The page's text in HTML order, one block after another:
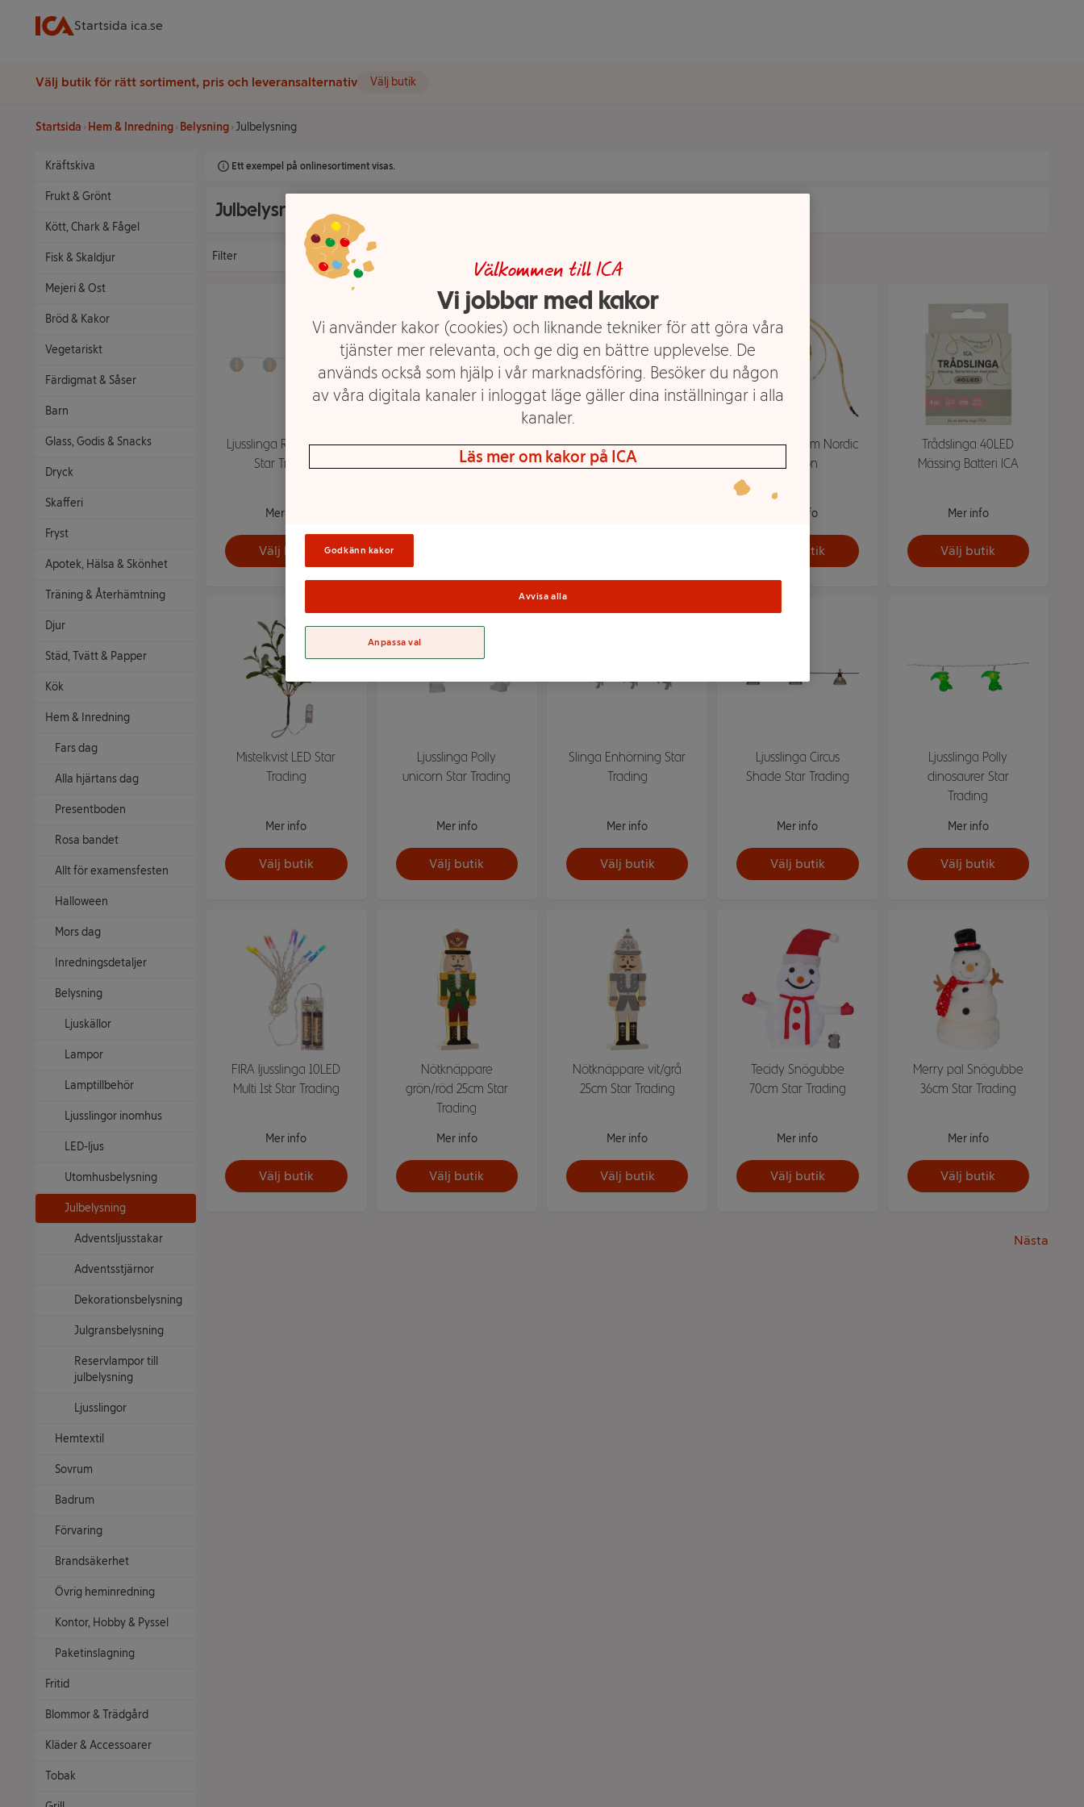
Startsida ica.se
Välj butik för rätt sortiment, pris och leveransalternativ Välj butik
Startsida Hem & Inredning Belysning Julbelysning
Kräftskiva
Frukt & Grönt
Kött, Chark & Fågel
Fisk & Skaldjur
Mejeri & Ost
Bröd & Kakor
Vegetariskt
Färdigmat & Såser
Barn
Glass, Godis & Snacks
Dryck
Skafferi
Fryst
Apotek, Hälsa & Skönhet
Träning & Återhämtning
Djur
Städ, Tvätt & Papper
Kök
Hem & Inredning
Fars dag
Alla hjärtans dag
Presentboden
Rosa bandet
Allt för examensfesten
Halloween
Mors dag
Inredningsdetaljer
Belysning
Ljuskällor
Lampor
Lamptillbehör
Ljusslingor inomhus
LED-ljus
Utomhusbelysning
Julbelysning
Adventsljusstakar
Adventsstjärnor
Dekorationsbelysning
Julgransbelysning
Reservlampor till
julbelysning
Ljusslingor
Hemtextil
Sovrum
Badrum
Förvaring
Brandsäkerhet
Övrig heminredning
Kontor, Hobby & Pyssel
Paketinslagning
Fritid
Blommor & Trädgård
Kläder & Accessoarer
Tobak
Ett exempel på onlinesortiment visas.
Julbelysning
Filter
Ljusslinga Risboll 10Lvit
Star Trading
Mer info
Välj butik
Ljusslinga Clippy
Klädnypor Star
FIRA ljusslinga 10LED
Vit 1st Star Trading
Vit ljusslinga 3m Nordic
Season
Mer info
Välj butik
Trådslinga 40LED
Mässing Batteri ICA
Mer info
Välj butik
Mistelkvist LED Star
Trading
Mer info
Välj butik
Ljusslinga Polly
unicorn Star Trading
Mer info
Välj butik
Slinga Enhörning Star
Trading
Mer info
Välj butik
Ljusslinga Circus
Shade Star Trading
Mer info
Välj butik
Ljusslinga Polly
dinosaurer Star
Trading
Mer info
Välj butik
FIRA ljusslinga 10LED
Multi 1st Star Trading
Mer info
Välj butik
Nötknäppare
grön/röd 25cm Star
Trading
Mer info
Välj butik
Nötknäppare vit/grå
25cm Star Trading
Mer info
Välj butik
Tecidy Snögubbe
70cm Star Trading
Mer info
Välj butik
Merry pal Snögubbe
36cm Star Trading
Mer info
Välj butik
Nästa
Välkommen till ICA
Vi jobbar med kakor
Vi använder kakor (cookies) och liknande tekniker för att göra våra
tjänster mer relevanta, och ge dig en bättre upplevelse. De
används också som hjälp i vår marknadsföring. Besöker du någon
av våra digitala kanaler i inloggat läge gäller dina inställningar i alla
kanaler.
Läs mer om kakor på ICA
Godkänn kakor
Avvisa alla
Anpassa val